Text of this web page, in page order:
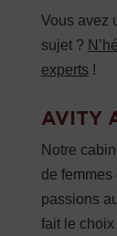
Vous avez
sujet ?
experts !
AVITY
Notre
de
passions
fait le